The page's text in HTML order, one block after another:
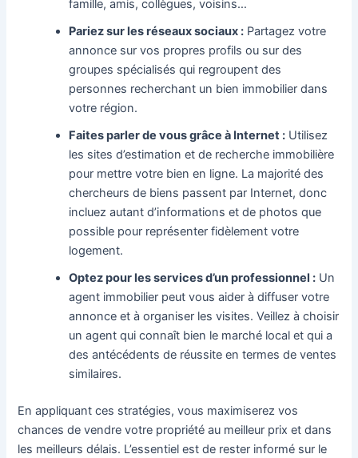
famille, amis, collègues, voisins…
Pariez sur les réseaux sociaux : Partagez votre
annonce sur vos propres profils ou sur des
groupes spécialisés qui regroupent des
personnes recherchant un bien immobilier dans
votre région.
Faites parler de vous grâce à Internet : Utilisez
les sites d’estimation et de recherche immobilière
pour mettre votre bien en ligne. La majorité des
chercheurs de biens passent par Internet, donc
incluez autant d’informations et de photos que
possible pour représenter fidèlement votre
logement.
Optez pour les services d’un professionnel : Un
agent immobilier peut vous aider à diffuser votre
annonce et à organiser les visites. Veillez à choisir
un agent qui connaît bien le marché local et qui a
des antécédents de réussite en termes de ventes
similaires.
En appliquant ces stratégies, vous maximiserez vos
chances de vendre votre propriété au meilleur prix et dans
les meilleurs délais. L’essentiel est de rester informé sur le